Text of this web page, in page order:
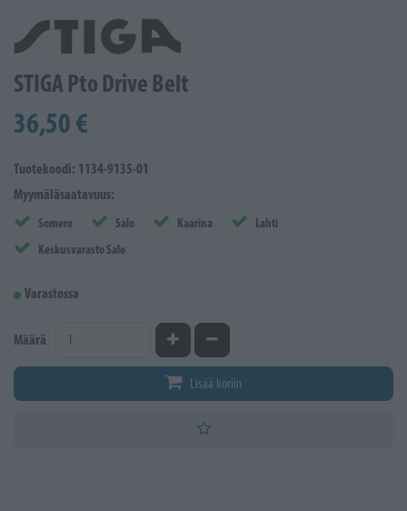
STIGA Pto Drive Belt
36,50 €
Tuotekoodi: 1134-9135-01
Myymäläsaatavuus:
Somero Salo Kaarina
Lahti
Keskusvarasto Salo
Varastossa
Määrä Kasvata määrääVähennä määrää
Lisää koriin